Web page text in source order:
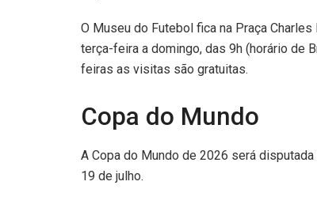
O Museu do Futebol fica na Praça
terça-feira a domingo, das 9h (horário de
feiras as visitas são gratuitas.
Copa do Mundo
A Copa do Mundo de 2026 será
19 de julho.